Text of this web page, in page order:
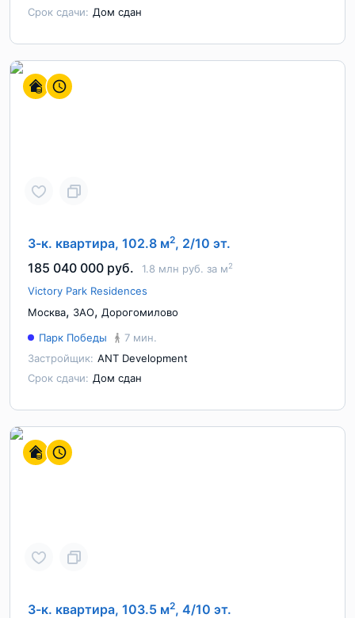
Срок сдачи: Дом сдан
3-к. квартира, 102.8 м2, 2/10 эт.
185 040 000 руб.
1.8 млн руб. за м2
Victory Park Residences
Москва, ЗАО, Дорогомилово
Парк Победы
7 мин.
Застройщик: ANT Development
Срок сдачи: Дом сдан
3-к. квартира, 103.5 м2, 4/10 эт.